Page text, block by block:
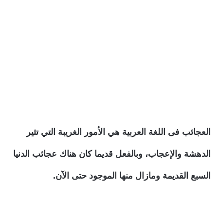
العجائب فى اللغة العربية هي الأمور الغريبة التي تثير
الدهشة والإعجاب، وبالفعل قديما كان هناك عجائب الدنيا
السبع القديمة ومازال منها الموجود حتى الآن.